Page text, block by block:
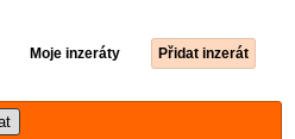
Moje inzeráty Přidat inzerát